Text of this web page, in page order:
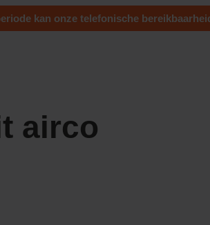
kan onze telefonische
airco